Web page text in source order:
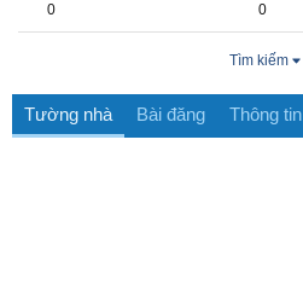
0 0
Tìm kiếm
Tường nhà Bài đăng Thông tin